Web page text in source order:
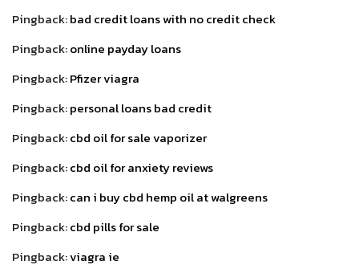
Pingback:bad credit loans with no credit check
Pingback:online payday loans
Pingback:Pfizer viagra
Pingback:personal loans bad credit
Pingback:cbd oil for sale vaporizer
Pingback:cbd oil for anxiety reviews
Pingback:can i buy cbd hemp oil at walgreens
Pingback:cbd pills for sale
Pingback:viagra ie